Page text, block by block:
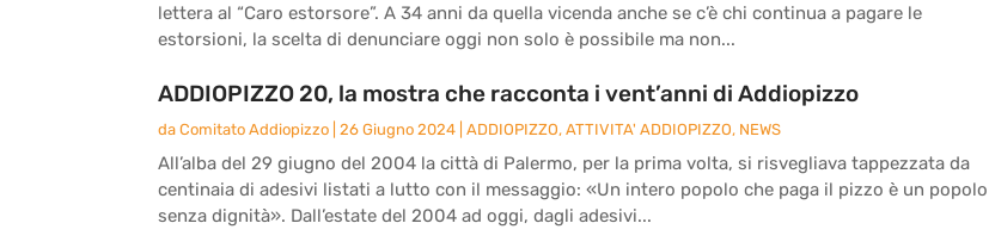
lettera al “Caro estorsore”. A 34 anni da quella vicenda anche se c’è chi continua a pagare le
estorsioni, la scelta di denunciare oggi non solo è possibile ma non...
ADDIOPIZZO 20, la mostra che racconta i vent’anni di Addiopizzo
da Comitato Addiopizzo 26 Giugno 2024 ADDIOPIZZO, ATTIVITA' ADDIOPIZZO, NEWS
All’alba del 29 giugno del 2004 la città di Palermo, per la prima volta, si risvegliava tappezzata da
centinaia di adesivi listati a lutto con il messaggio: «Un intero popolo che paga il pizzo è un popolo
senza dignità». Dall’estate del 2004 ad oggi, dagli adesivi...